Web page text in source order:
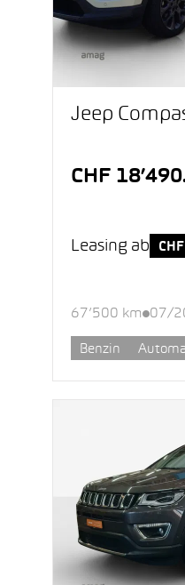
Jeep
CHF
Leasing ab
67’500 km 07/
Benzin